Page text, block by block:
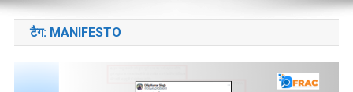
टैग: MANIFESTO